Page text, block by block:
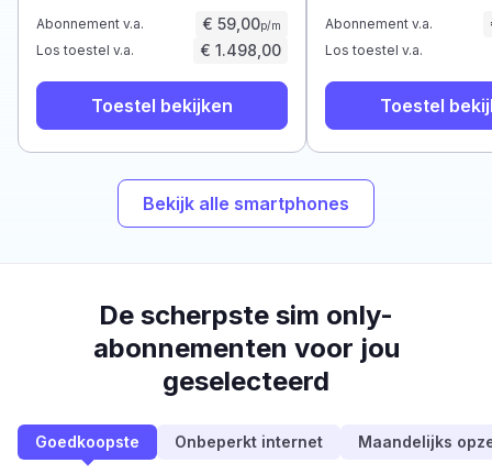
Abonnement v.a. € 59,00p/m
Los toestel v.a. € 1.498,00
Toestel bekijken
Abonnement v.a.
Los toestel v.a.
Toestel
Bekijk alle smartphones
De scherpste sim only-
abonnementen voor jou
geselecteerd
Goedkoopste Onbeperkt internet Maandelijks